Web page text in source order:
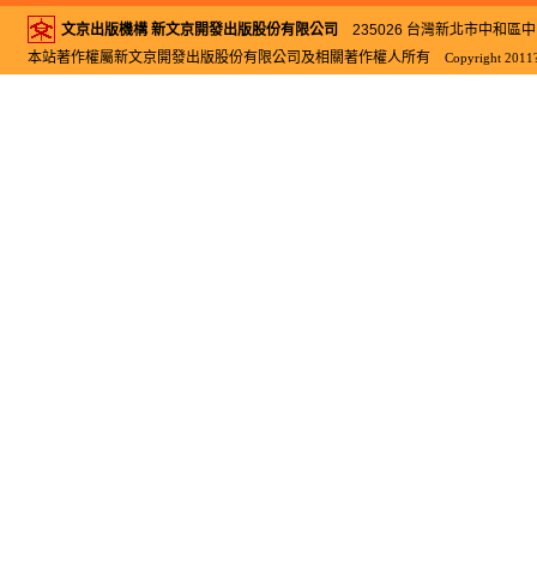
文京出版機構 新文京開發出版股份有限公司
235026 台灣新北市中和區
本站著作權屬新文京開發出版股份有限公司及相關著作權人所有
Copyright